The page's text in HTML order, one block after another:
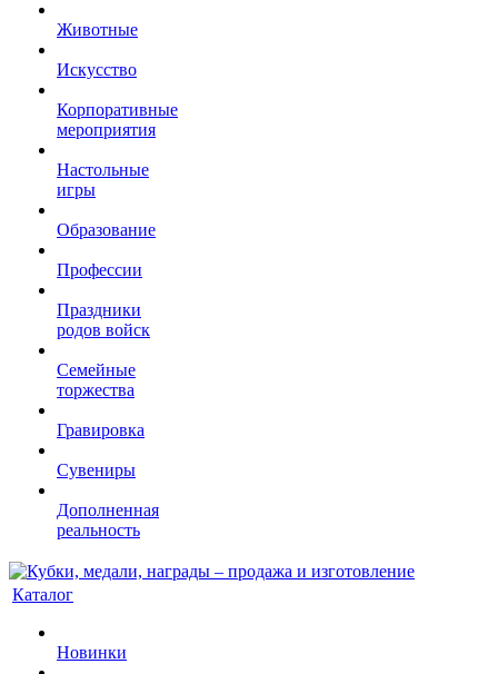
Животные
Искусство
Корпоративные
мероприятия
Настольные
игры
Образование
Профессии
Праздники
родов войск
Семейные
торжества
Гравировка
Сувениры
Дополненная
реальность
Каталог
Новинки